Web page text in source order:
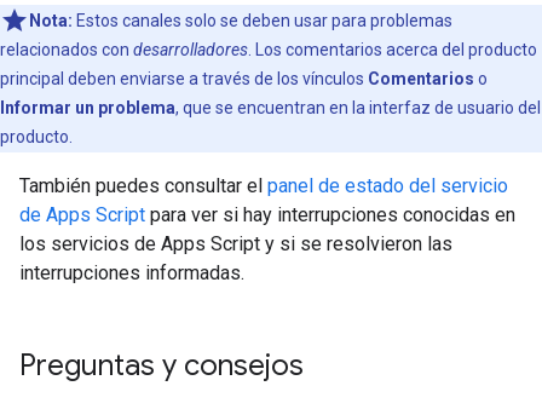
Nota: Estos canales solo se deben usar para problemas
relacionados con desarrolladores . Los comentarios acerca del producto
principal deben enviarse a través de los vínculos Comentarios o
Informar un problema, que se encuentran en la interfaz de usuario del
producto.
También puedes consultar el panel de estado del servicio
de Apps Script para ver si hay interrupciones conocidas en
los servicios de Apps Script y si se resolvieron las
interrupciones informadas.
Preguntas y consejos